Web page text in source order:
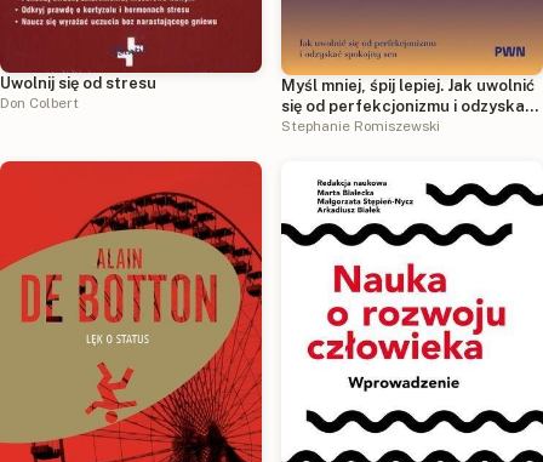
Uwolnij się od stresu
Don Colbert
Myśl mniej, śpij lepiej. Jak uwolnić
się od perfekcjonizmu i odzyskać
spokojny sen
Stephanie Romiszewski